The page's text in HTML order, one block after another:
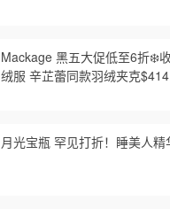
Mackage 黑五大促低至6折❄️
绒服 辛芷蕾同款羽绒夹克$414
月光宝瓶 罕见打折！睡美人